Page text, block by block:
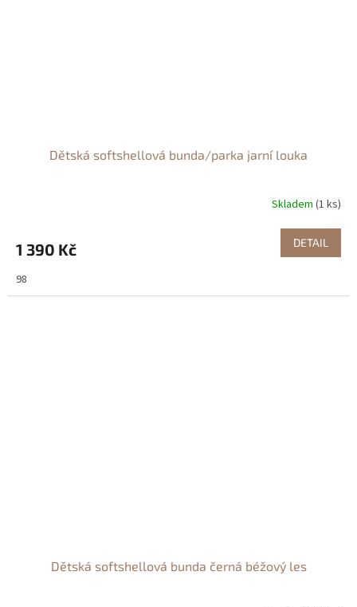
Dětská softshellová bunda/parka jarní louka
Skladem (1 ks)
1 390 Kč DETAIL
98
Dětská softshellová bunda černá béžový les